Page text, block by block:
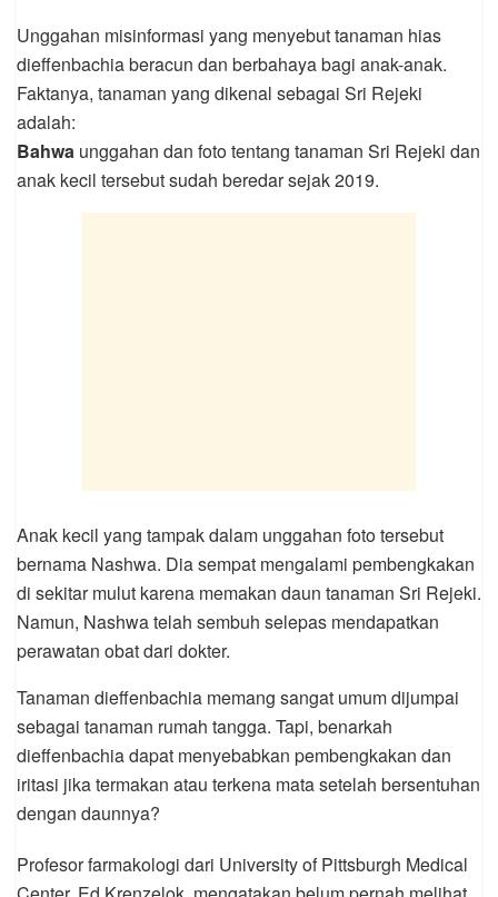
Unggahan misinformasi yang menyebut tanaman hias
dieffenbachia beracun dan berbahaya bagi anak-anak.
Faktanya, tanaman yang dikenal sebagai Sri Rejeki
adalah:
Bahwa unggahan dan foto tentang tanaman Sri Rejeki dan
anak kecil tersebut sudah beredar sejak 2019.
Anak kecil yang tampak dalam unggahan foto tersebut
bernama Nashwa. Dia sempat mengalami pembengkakan
di sekitar mulut karena memakan daun tanaman Sri Rejeki.
Namun, Nashwa telah sembuh selepas mendapatkan
perawatan obat dari dokter.
Tanaman dieffenbachia memang sangat umum dijumpai
sebagai tanaman rumah tangga. Tapi, benarkah
dieffenbachia dapat menyebabkan pembengkakan dan
iritasi jika termakan atau terkena mata setelah bersentuhan
dengan daunnya?
Profesor farmakologi dari University of Pittsburgh Medical